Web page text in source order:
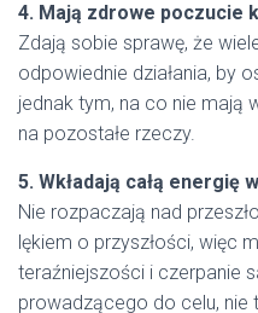
4. Mają zdrowe poczucie
Zdają sobie sprawę, że
odpowiednie działania, by
jednak tym, na co nie mają
na pozostałe rzeczy.
5. Wkładają całą energię
Nie rozpaczają nad
lękiem o przyszłości, więc
teraźniejszości i czerpanie
prowadzącego do celu, nie